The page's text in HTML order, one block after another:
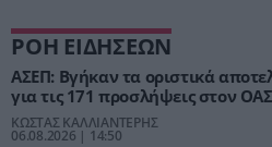
ΡΟΗ ΕΙΔΗΣΕΩΝ
ΑΣΕΠ: Βγήκαν τα οριστικά
για τις 171 προσλήψεις στον
ΚΩΣΤΑΣ ΚΑΛΛΙΑΝΤΕΡΗΣ
06.08.2026 | 14:50